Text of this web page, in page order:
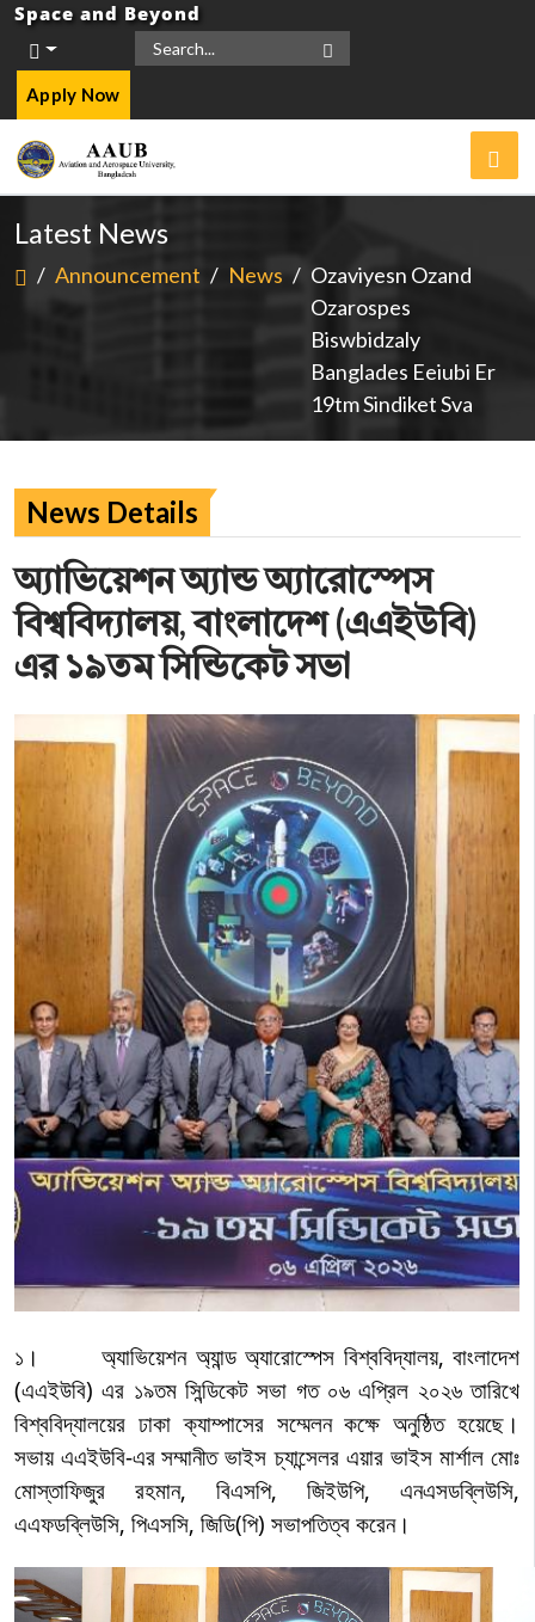
Space and Beyond
Apply Now
Latest News
/ Announcement / News / Ozaviyesn Ozand
Ozarospes
Biswbidzaly
Banglades Eeiubi Er
19tm Sindiket Sva
News Details
অ্যাভিয়েশন অ্যান্ড অ্যারোস্পেস
বিশ্ববিদ্যালয়, বাংলাদেশ (এএইউবি)
এর ১৯তম সিন্ডিকেট সভা
১। অ্যাভিয়েশন অ্যান্ড অ্যারোস্পেস বিশ্ববিদ্যালয়, বাংলাদেশ
(এএইউবি) এর ১৯তম সিন্ডিকেটসভা গত ০৬ এপ্রিল ২০২৬তারিখে
বিশ্ববিদ্যালয়ের ঢাকা ক্যাম্পাসের সম্মেলন কক্ষে অনুষ্ঠিত হয়েছে।
সভায়এএইউবি-এর সম্মানীত ভাইস চ্যান্সেলর এয়ার ভাইস মার্শাল মোঃ
মোস্তাফিজুর রহমান, বিএসপি, জিইউপি, এনএসডব্লিউসি,
এএফডব্লিউসি, পিএসসি, জিডি(পি) সভাপতিত্ব করেন।